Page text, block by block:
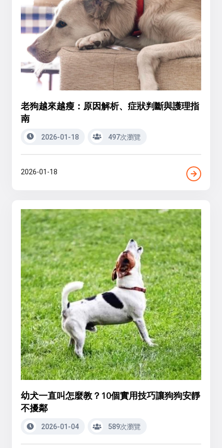
老狗越來越瘦：原因解析、症狀判斷與護理指
南
2026-01-18 497次瀏覽
2026-01-18
幼犬一直叫怎麼教？10個實用技巧讓狗狗安靜
不擾鄰
2026-01-04 589次瀏覽